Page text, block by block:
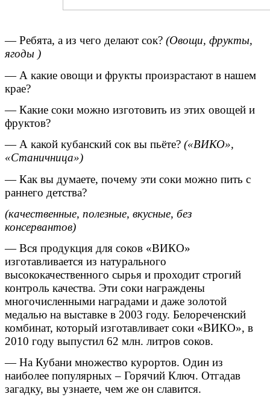
— Ребята, а из чего делают сок? (Овощи, фрукты,
ягоды )
— А какие овощи и фрукты произрастают в нашем
крае?
— Какие соки можно изготовить из этих овощей и
фруктов?
— А какой кубанский сок вы пьёте? («ВИКО»,
«Станичница»)
— Как вы думаете, почему эти соки можно пить с
раннего детства?
(качественные, полезные, вкусные, без
консервантов)
— Вся продукция для соков «ВИКО»
изготавливается из натурального
высококачественного сырья и проходит строгий
контроль качества. Эти соки награждены
многочисленными наградами и даже золотой
медалью на выставке в 2003 году. Белореченский
комбинат, который изготавливает соки «ВИКО», в
2010 году выпустил 62 млн. литров соков.
— На Кубани множество курортов. Один из
наиболее популярных – Горячий Ключ. Отгадав
загадку, вы узнаете, чем же он славится.